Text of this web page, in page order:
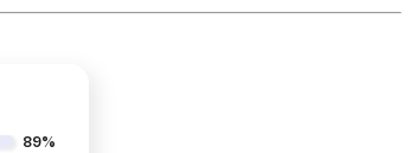
89%